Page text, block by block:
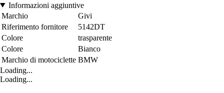
Informazioni aggiuntive
Marchio
Givi
Riferimento fornitore
5142DT
Colore
trasparente
Colore
Bianco
Marchio di motociclette BMW
Loading...
Loading...